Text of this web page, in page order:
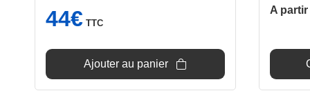
44€ TTC
Ajouter au panier
A
produit